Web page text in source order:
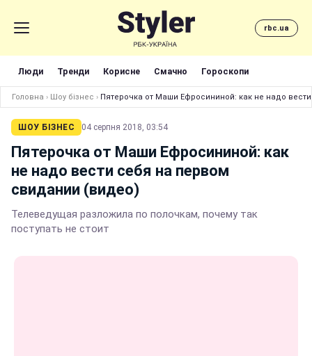
rbc.ua
Люди Тренди Корисне Смачно Гороскопи
Головна › Шоу бізнес › Пятерочка от Маши Ефросининой: как не надо
ШОУ БІЗНЕС 04 серпня 2018, 03:54
Пятерочка от Маши Ефросининой: как
не надо вести себя на первом
свидании (видео)
Телеведущая разложила по полочкам, почему так
поступать не стоит